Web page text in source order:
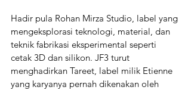
Hadir pula Rohan Mirza Studio, label yang
mengeksplorasi teknologi, material, dan
teknik fabrikasi eksperimental seperti
cetak 3D dan silikon. JF3 turut
menghadirkan Tareet, label milik Etienne
yang karyanya pernah dikenakan oleh